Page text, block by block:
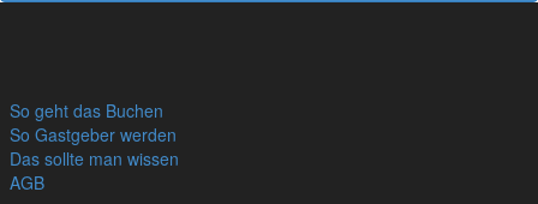
So geht das Buchen
So Gastgeber werden
Das sollte man wissen
AGB